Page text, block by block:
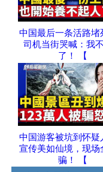
中国最后一条活路堵
司机当街哭喊：我
了！ 【
中国游客被坑到怀疑
宣传美如仙境，现场
骗！ 【